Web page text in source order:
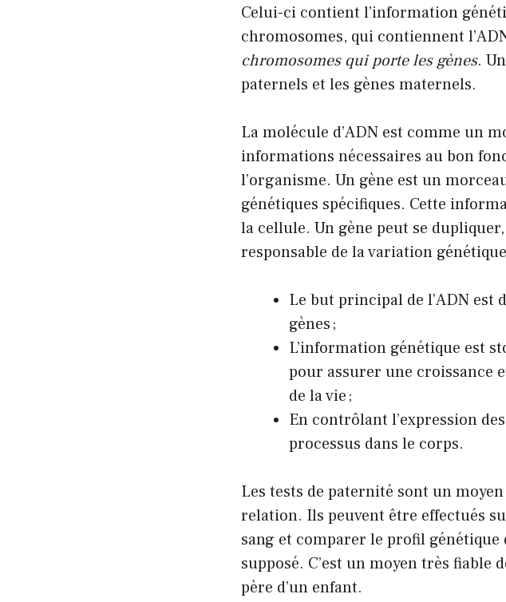
Celui-ci contient l’information
chromosomes, qui contiennent
chromosomes qui porte les gènes.
paternels et les gènes maternels.
La molécule d’ADN est comme un
informations nécessaires au bon
l’organisme. Un gène est un
génétiques spécifiques. Cette
la cellule. Un gène peut se
responsable de la variation
Le but principal de l’ADN est
gènes ;
L’information génétique est
pour assurer une croissance
de la vie ;
En contrôlant l’expression
processus dans le corps.
Les tests de paternité sont un
relation. Ils peuvent être effectués
sang et comparer le profil
supposé. C’est un moyen très
père d’un enfant.